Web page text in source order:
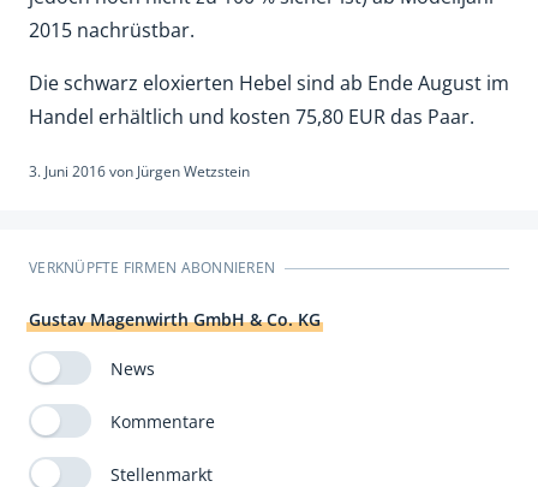
2015 nachrüstbar.
Die schwarz eloxierten Hebel sind ab Ende August im
Handel erhältlich und kosten 75,80 EUR das Paar.
3. Juni 2016von Jürgen Wetzstein
VERKNÜPFTE FIRMEN ABONNIEREN
Gustav Magenwirth GmbH & Co. KG
News
Kommentare
Stellenmarkt